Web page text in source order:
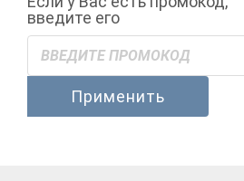
введите его
Применить